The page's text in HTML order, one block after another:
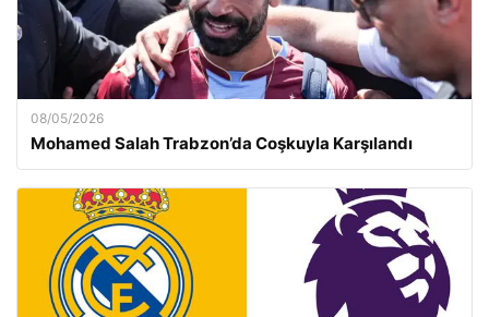
08/05/2026
Mohamed Salah Trabzon’da Coşkuyla Karşılandı